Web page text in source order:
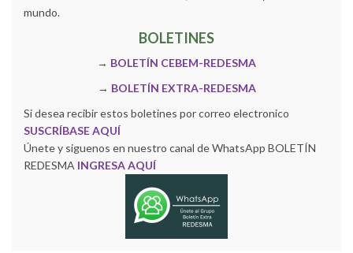
mundo.
BOLETINES
→ BOLETÍN CEBEM-REDESMA
→ BOLETÍN EXTRA-REDESMA
Si desea recibir estos boletines por correo electronico
SUSCRÍBASE AQUÍ
Únete y siguenos en nuestro canal de WhatsApp BOLETÍN
REDESMA INGRESA AQUÍ